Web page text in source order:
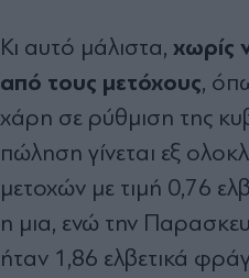
Κι αυτό μάλιστα, χωρίς
από τους μετόχους,
χάρη σε ρύθμιση της
πώληση γίνεται εξ
μετοχών με τιμή 0,76
η μια, ενώ την
ήταν 1,86 ελβετικά